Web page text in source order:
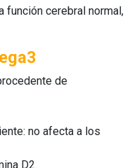
función cerebral normal,
de
no afecta a los
D2.